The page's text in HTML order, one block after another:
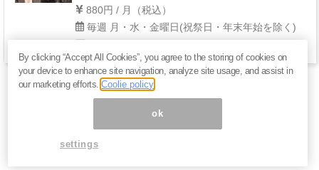
880円 / 月（税込）
毎週 月・水・金曜日(祝祭日・年末年始を除く)
By clicking “Accept All Cookies”, you agree to the storing of cookies on
your device to enhance site navigation, analyze site usage, and assist in
our marketing efforts.Coolie policy
ok
settings